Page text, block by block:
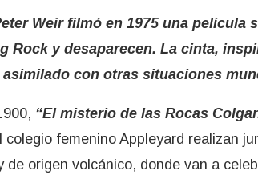
Weir filmó en 1975 una película
Rock y desaparecen. La cinta,
asimilado con otras situaciones
“El misterio de las Rocas
colegio femenino Appleyard realizan
de origen volcánico, donde van a